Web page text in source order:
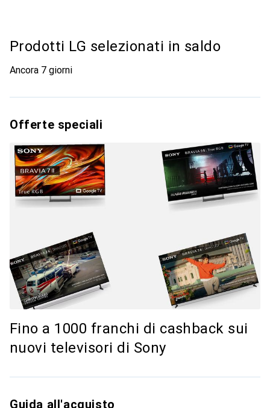
Prodotti LG selezionati in saldo
Ancora 7 giorni
Offerte speciali
Fino a 1000 franchi di cashback sui
nuovi televisori di Sony
Guida all'acquisto